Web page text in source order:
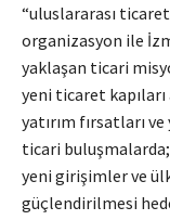
“uluslararası
organizasyon ile
yaklaşan ticari
yeni ticaret
yatırım fırsatları
ticari
yeni girişimler ve
güçlendirilmesi